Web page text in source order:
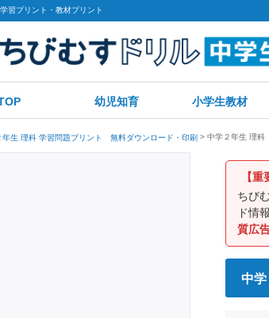
習プリント・教材プリント
幼児知育 小学生教材
年生 理科 学習問題プリント 無料ダウンロード・印刷 中学２年生 理科
【
ちび
ド情
質広
中